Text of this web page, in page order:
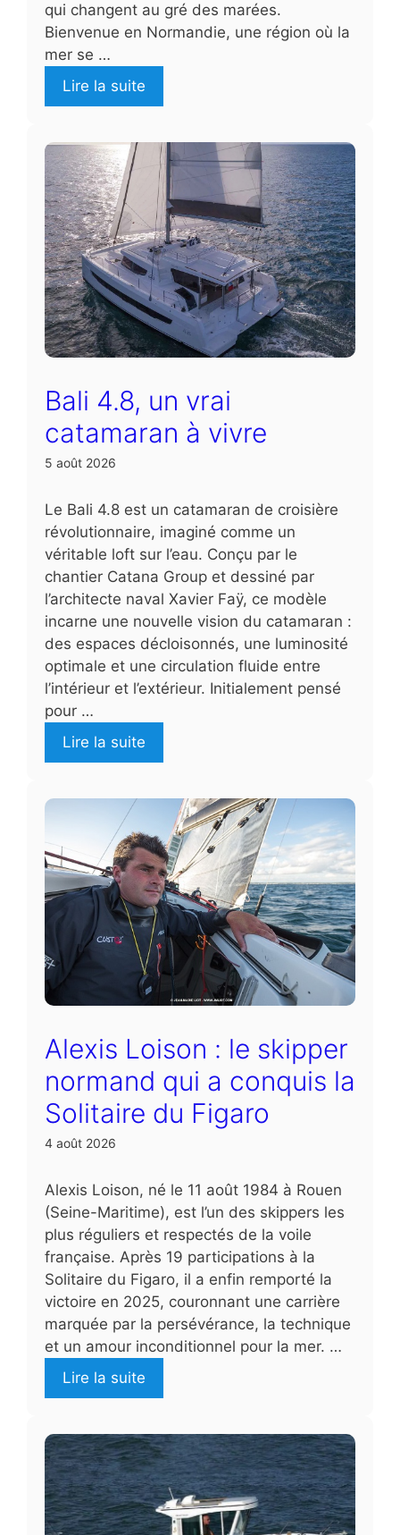
qui changent au gré des marées.
Bienvenue en Normandie, une région où la
mer se …
Lire la suite
Bali 4.8, un vrai
catamaran à vivre
5 août 2026
Le Bali 4.8 est un catamaran de croisière
révolutionnaire, imaginé comme un
véritable loft sur l’eau. Conçu par le
chantier Catana Group et dessiné par
l’architecte naval Xavier Faÿ, ce modèle
incarne une nouvelle vision du catamaran :
des espaces décloisonnés, une luminosité
optimale et une circulation fluide entre
l’intérieur et l’extérieur. Initialement pensé
pour …
Lire la suite
Alexis Loison : le skipper
normand qui a conquis la
Solitaire du Figaro
4 août 2026
Alexis Loison, né le 11 août 1984 à Rouen
(Seine-Maritime), est l’un des skippers les
plus réguliers et respectés de la voile
française. Après 19 participations à la
Solitaire du Figaro, il a enfin remporté la
victoire en 2025, couronnant une carrière
marquée par la persévérance, la technique
et un amour inconditionnel pour la mer. …
Lire la suite